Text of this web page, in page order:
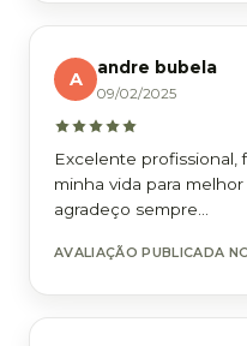
A
andre bubela
09/02/2025
Excelente profissional,
minha vida para
agradeço sempre...
AVALIAÇÃO PUBLICADA